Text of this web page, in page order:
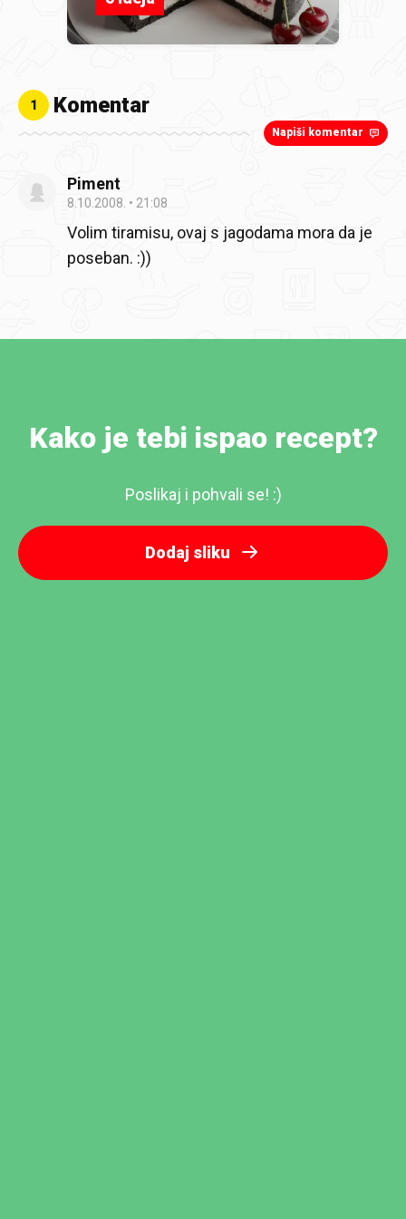
1 Komentar
Napiši komentar
Piment
8.10.2008. 21:08
Volim tiramisu, ovaj s jagodama mora da je
poseban. :))
Kako je tebi ispao recept?
Poslikaj i pohvali se! :)
Dodaj sliku